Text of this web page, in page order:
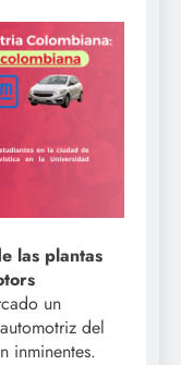
las plantas
un
del
inminentes.